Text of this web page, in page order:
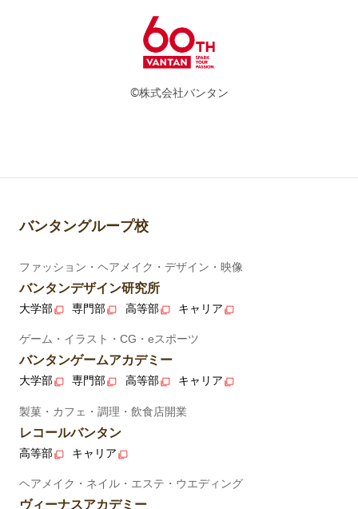
©株式会社バンタン
バンタングループ校
ファッション・ヘアメイク・デザイン・映像
バンタンデザイン研究所
大学部 専門部 高等部 キャリア
ゲーム・イラスト・CG・eスポーツ
バンタンゲームアカデミー
大学部 専門部 高等部 キャリア
製菓・カフェ・調理・飲食店開業
レコールバンタン
高等部 キャリア
ヘアメイク・ネイル・エステ・ウエディング
ヴィーナスアカデミー